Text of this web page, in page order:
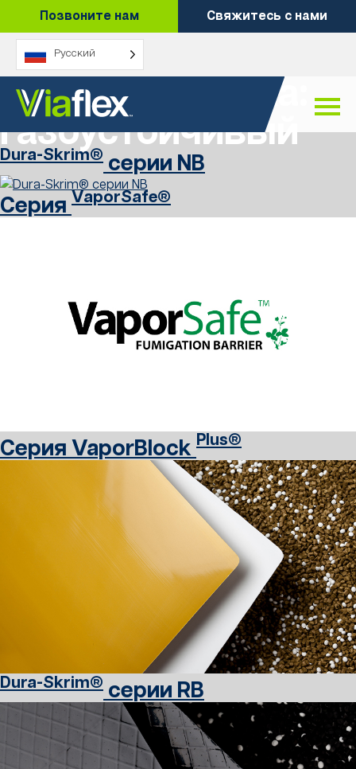
Перейти
содержанию
Позвоните нам Свяжитесь с нами
Русский
Характеристика:
Газоустойчивый
Dura-Skrim® серии NB
Серия VaporSafe®
Серия VaporBlock Plus®
Dura-Skrim® серии RB